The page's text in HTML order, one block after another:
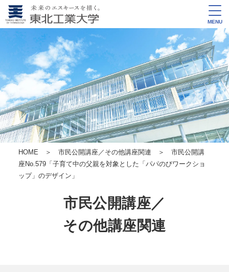
MENU
HOME ＞ 市民公開講座／その他講座関連 ＞ 市民公開講
座No.579「子育て中の父親を対象とした「パパのびワークショ
ップ」のデザイン」
市民公開講座／
その他講座関連